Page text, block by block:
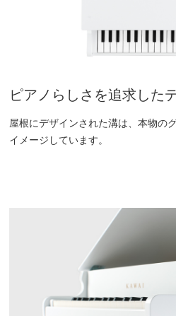
ピアノらしさを追求した
屋根にデザインされた溝は、本物の
イメージしています。